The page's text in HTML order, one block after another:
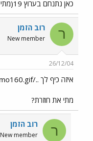
כאן נתנחם בערוץ 19(מתי את חוזרת)
ר רוב הזמן
New member
26/12/04
איזה כיף לך ../images/Emo160.gif
מתי את חוזרת?
ר רוב הזמן
New member